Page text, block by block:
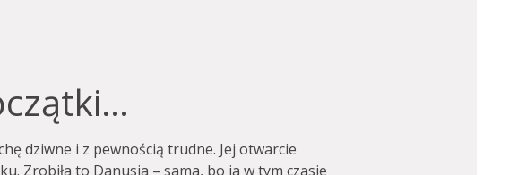
dziwne i z pewnością trudne. Jej otwarcie
Zrobiła to Danusia – sama, bo ja w tym czasie